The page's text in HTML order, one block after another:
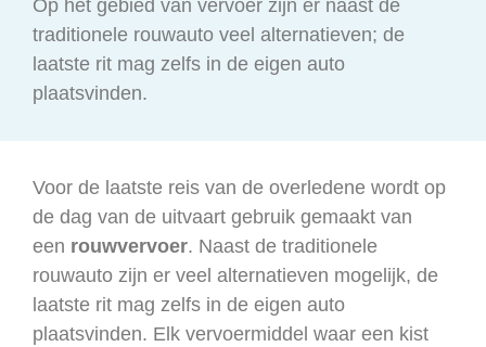
Op het gebied van vervoer zijn er naast de
traditionele rouwauto veel alternatieven; de
laatste rit mag zelfs in de eigen auto
plaatsvinden.
Voor de laatste reis van de overledene wordt op
de dag van de uitvaart gebruik gemaakt van
een rouwvervoer. Naast de traditionele
rouwauto zijn er veel alternatieven mogelijk, de
laatste rit mag zelfs in de eigen auto
plaatsvinden. Elk vervoermiddel waar een kist